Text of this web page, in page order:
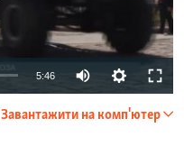
5:46
Завантажити на комп'ютер